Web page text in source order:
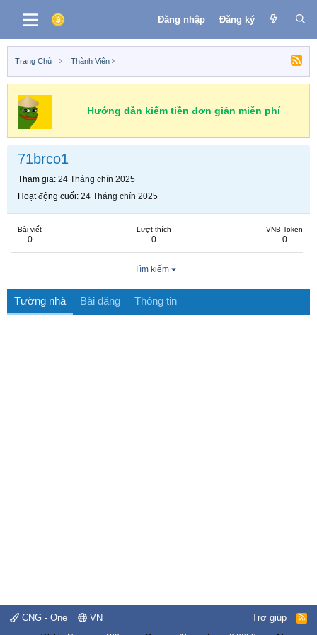
Đăng nhập Đăng ký
Trang Chủ Thành Viên
Hướng dẫn kiếm tiền đơn giản miễn phí
71brco1
Tham gia 24 Tháng chín 2025
Hoạt động cuối 24 Tháng chín 2025
Bài viết
0
Lượt thích
0
VNB Token
0
Tìm kiếm
Tường nhà Bài đăng Thông tin
CNG - One VN Trợ giúp
R